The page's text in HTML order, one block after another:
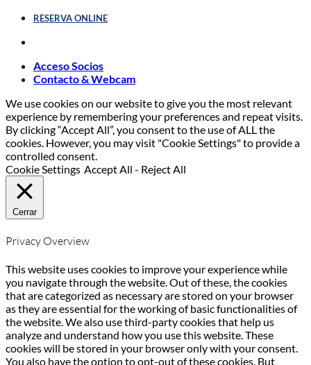
RESERVA ONLINE
Acceso Socios
Contacto & Webcam
We use cookies on our website to give you the most relevant
experience by remembering your preferences and repeat visits.
By clicking “Accept All”, you consent to the use of ALL the
cookies. However, you may visit "Cookie Settings" to provide a
controlled consent.
Cookie Settings Accept All - Reject All
Cerrar
Privacy Overview
This website uses cookies to improve your experience while
you navigate through the website. Out of these, the cookies
that are categorized as necessary are stored on your browser
as they are essential for the working of basic functionalities of
the website. We also use third-party cookies that help us
analyze and understand how you use this website. These
cookies will be stored in your browser only with your consent.
You also have the option to opt-out of these cookies. But